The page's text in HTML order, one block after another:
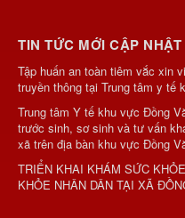
TIN TỨC MỚI CẬP NHẬT
Tập huấn an toàn tiêm vắc xin
truyền thông tại Trung tâm y tế
Trung tâm Y tế khu vực Đồng
trước sinh, sơ sinh và tư vấn
xã trên địa bàn khu vực Đồng
TRIỂN KHAI KHÁM SỨC
KHỎE NHÂN DÂN TẠI XÃ